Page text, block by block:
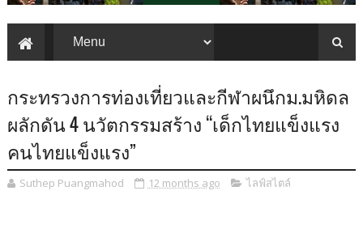
กระทรวงการท่องเที่ยวและกีฬาผนึกม.มหิดล
ผลักดัน 4 นวัตกรรมสร้าง “เด็กไทยแข็งแรง
คนไทยแข็งแรง”
Suthep Puangmahod 12 months ago ไลฟ์สไตล์